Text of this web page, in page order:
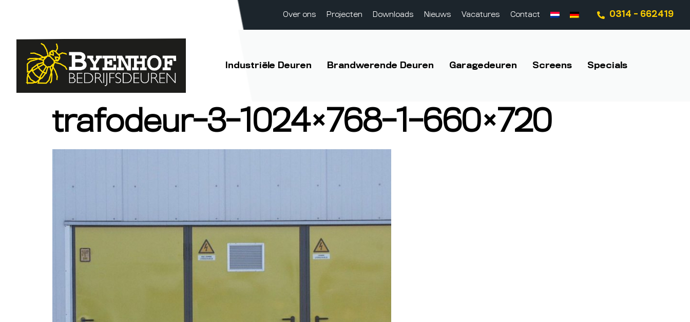
Over ons Projecten Downloads Nieuws Vacatures Contact 0314 - 662419
Industriële Deuren Brandwerende Deuren Garagedeuren Screens Specials
trafodeur-3-1024×768-1-660×720